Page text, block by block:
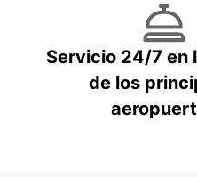
Servicio 24/7 en
de los